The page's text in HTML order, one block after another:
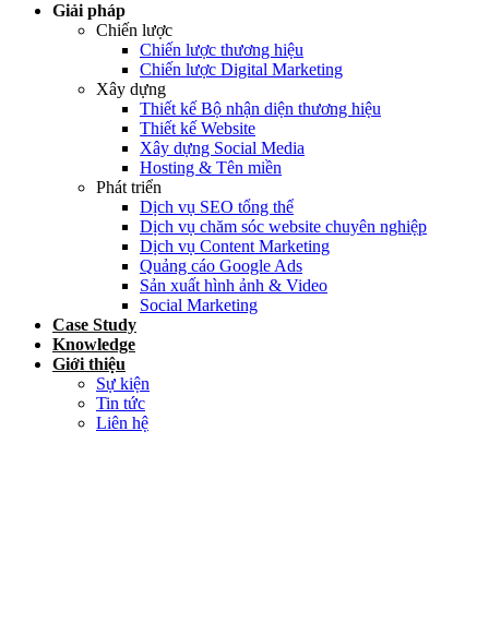
Giải pháp
Chiến lược
Chiến lược thương hiệu
Chiến lược Digital Marketing
Xây dựng
Thiết kế Bộ nhận diện thương hiệu
Thiết kế Website
Xây dựng Social Media
Hosting & Tên miền
Phát triển
Dịch vụ SEO tổng thể
Dịch vụ chăm sóc website chuyên nghiệp
Dịch vụ Content Marketing
Quảng cáo Google Ads
Sản xuất hình ảnh & Video
Social Marketing
Case Study
Knowledge
Giới thiệu
Sự kiện
Tin tức
Liên hệ